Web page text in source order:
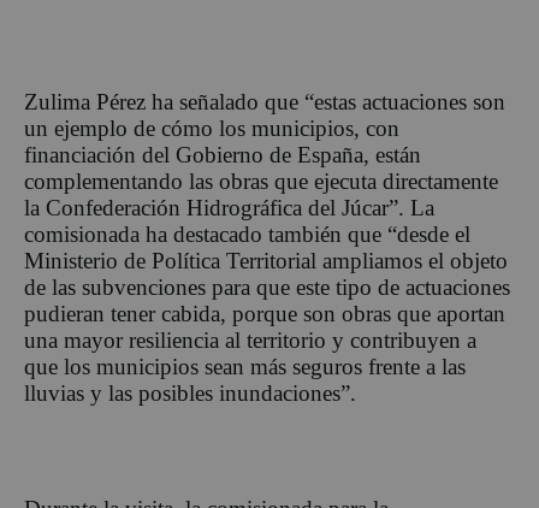
Zulima Pérez ha señalado que “estas actuaciones son
un ejemplo de cómo los municipios, con
financiación del Gobierno de España, están
complementando las obras que ejecuta directamente
la Confederación Hidrográfica del Júcar”. La
comisionada ha destacado también que “desde el
Ministerio de Política Territorial ampliamos el objeto
de las subvenciones para que este tipo de actuaciones
pudieran tener cabida, porque son obras que aportan
una mayor resiliencia al territorio y contribuyen a
que los municipios sean más seguros frente a las
lluvias y las posibles inundaciones”.